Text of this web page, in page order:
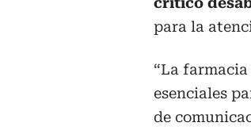
para la
“La
esenciales
de